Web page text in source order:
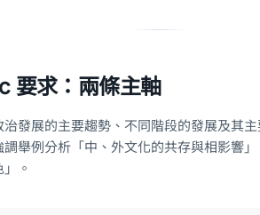
要求：兩條主軸
發展的主要趨勢、不同階段的發展及其
舉例分析「中、外文化的共存與相影響
。